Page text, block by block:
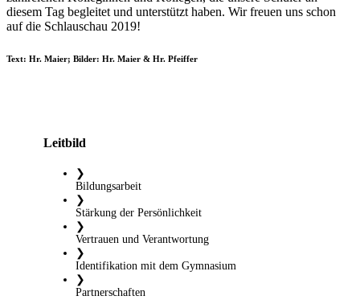
diesem Tag begleitet und unterstützt haben. Wir freuen uns schon
auf die Schlauschau 2019!
Text: Hr. Maier; Bilder: Hr. Maier & Hr. Pfeiffer
Leitbild
❯
Bildungsarbeit
❯
Stärkung der Persönlichkeit
❯
Vertrauen und Verantwortung
❯
Identifikation mit dem Gymnasium
❯
Partnerschaften